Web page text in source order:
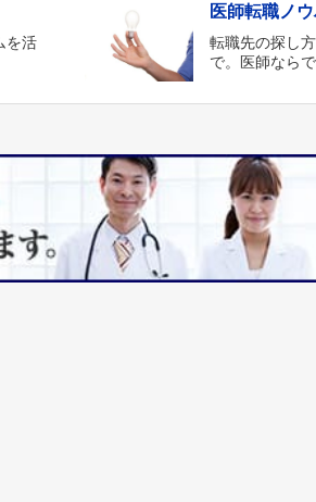
を活
医師転職ノ
転職先の探し
で。医師なら